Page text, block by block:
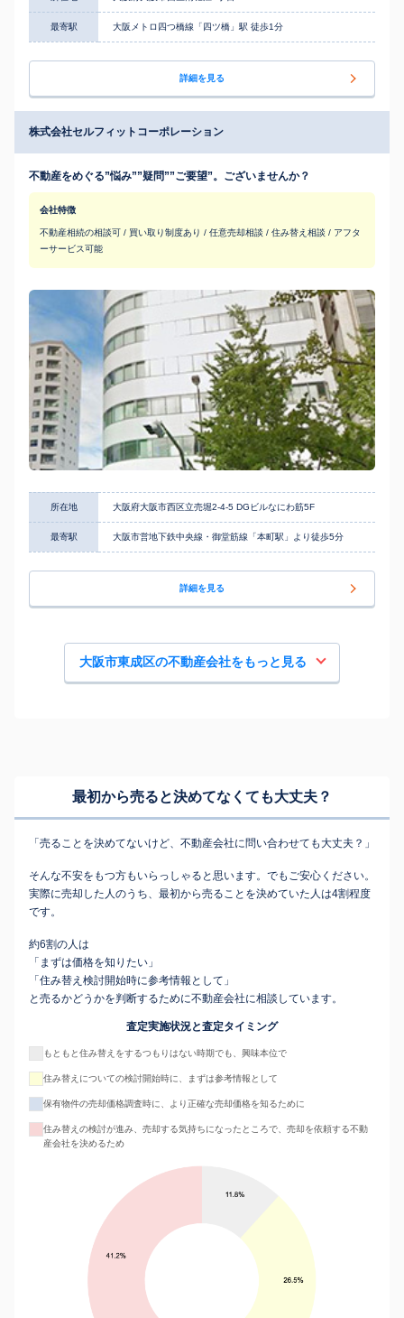
最寄駅 大阪メトロ四つ橋線「四ツ橋」駅 徒歩1分
詳細を見る
株式会社セルフィットコーポレーション
不動産をめぐる”悩み””疑問””ご要望”。ございませんか？
会社特徴
不動産相続の相談可 / 買い取り制度あり / 任意売却相談 / 住み替え相談 / アフタ
ーサービス可能
所在地 大阪府大阪市西区立売堀2-4-5 DGビルなにわ筋5F
最寄駅 大阪市営地下鉄中央線・御堂筋線「本町駅」より徒歩5分
詳細を見る
大阪市東成区の不動産会社をもっと見る
最初から売ると決めてなくても大丈夫？
「売ることを決めてないけど、不動産会社に問い合わせても大丈夫？」
そんな不安をもつ方もいらっしゃると思います。でもご安心ください。
実際に売却した人のうち、最初から売ることを決めていた人は4割程度
です。
約6割の人は
「まずは価格を知りたい」
「住み替え検討開始時に参考情報として」
と売るかどうかを判断するために不動産会社に相談しています。
査定実施状況と査定タイミング
もともと住み替えをするつもりはない時期でも、興味本位で
住み替えについての検討開始時に、まずは参考情報として
保有物件の売却価格調査時に、より正確な売却価格を知るために
住み替えの検討が進み、売却する気持ちになったところで、売却を依頼する不動
産会社を決めるため